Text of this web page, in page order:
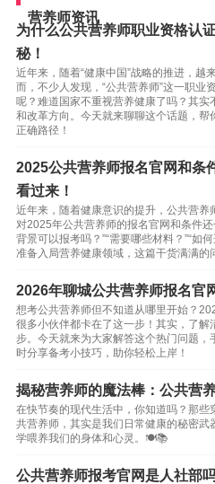
营养师资讯
为什么公共营养师职业资格认
秘！
近年来，随着“健康中国”战略的推进，越
而，不少人发现，“公共营养师”这一职业
呢？难道国家不重视营养健康了吗？其实
和改革方向。今天就来聊聊这个话题，
正确路径！
2025公共营养师报名官网和条
看过来！
近年来，随着健康意识的提升，公共营
对2025年公共营养师的报名官网和条件
背景可以报考吗？”“需要哪些材料？”“如
准备入局营养健康领域，这篇干货满满的
2026年聊城公共营养师报名官
想考公共营养师但不知道从哪里开始？
很多小伙伴都卡在了这一步！其实，了
步。今天就来为大家解答这个热门问题，
时分享备考小技巧，助你轻松上岸！
揭秘营养师的魔法棒：公共营
在快节奏的现代生活中，你知道吗？那
共营养师，其实是我们日常健康的秘密
学喂养我们的身体和心灵。🍽️📚
公共营养师报考官网是人社部